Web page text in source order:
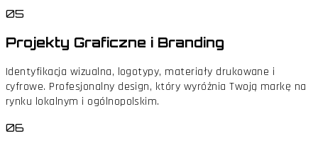
05
Projekty Graficzne i Branding
Identyfikacja wizualna, logotypy, materiały drukowane i
cyfrowe. Profesjonalny design, który wyróżnia Twoją markę na
rynku lokalnym i ogólnopolskim.
06